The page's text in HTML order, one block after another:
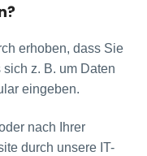
erhoben, dass Sie
z. B. um Daten
eingeben.
nach Ihrer
durch unsere IT-